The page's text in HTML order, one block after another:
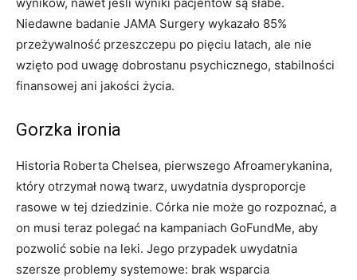
Niedawne badanie JAMA Surgery wykazało 85%
przeżywalność przeszczepu po pięciu latach, ale nie
wzięto pod uwagę dobrostanu psychicznego, stabilności
finansowej ani jakości życia.
Gorzka ironia
Historia Roberta Chelsea, pierwszego Afroamerykanina,
który otrzymał nową twarz, uwydatnia dysproporcje
rasowe w tej dziedzinie. Córka nie może go rozpoznać, a
on musi teraz polegać na kampaniach GoFundMe, aby
pozwolić sobie na leki. Jego przypadek uwydatnia
szersze problemy systemowe: brak wsparcia